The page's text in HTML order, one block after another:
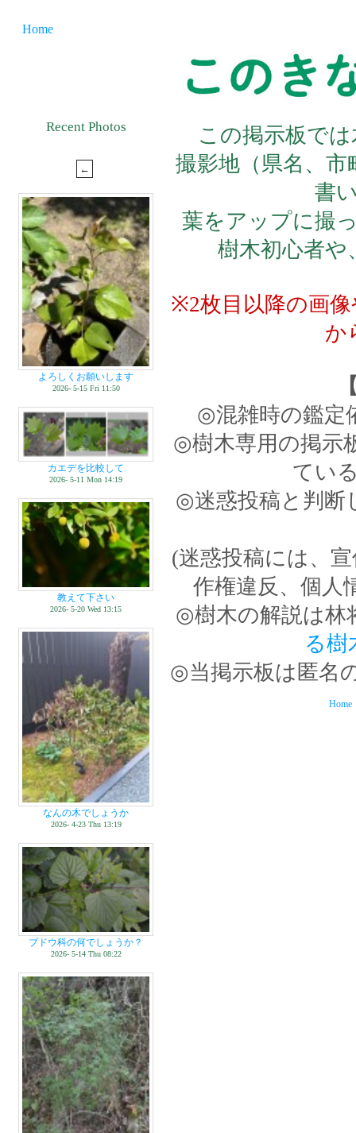
Home
Recent Photos
よろしくお願いします
2026- 5-15 Fri 11:50
カエデを比較して
2026- 5-11 Mon 14:19
教えて下さい
2026- 5-20 Wed 13:15
なんの木でしょうか
2026- 4-23 Thu 13:19
ブドウ科の何でしょうか？
2026- 5-14 Thu 08:22
この掲示板で
撮影地（県名、
書
葉をアップに撮
樹木初心者や
※2枚目以降の画
か
◎混雑時の鑑定
◎樹木専用の掲示
てい
◎迷惑投稿と判断
(迷惑投稿には、
作権違反、個人
◎樹木の解説は林
る樹
◎当掲示板は匿名
Home